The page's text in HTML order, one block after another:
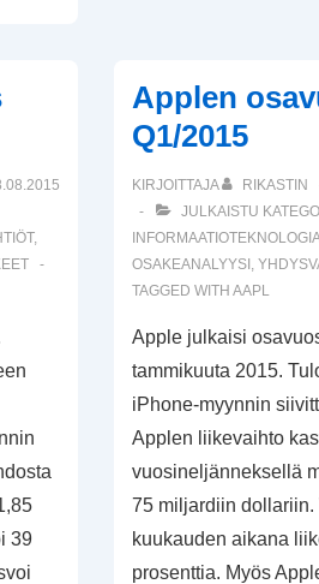
,
39
Applen
Q1/2015
KIRJOITTAJA RIKASTIN
JULKAISTU
OSAKEANALYYSI ,
TAGGED WITH AAPL
Apple julkaisi
tammikuuta 2015.
iPhone-myynnin
Applen liikevaihto
vuosineljänneksellä
75 miljardiin dollariin.
kuukauden aikana
prosenttia. Myös